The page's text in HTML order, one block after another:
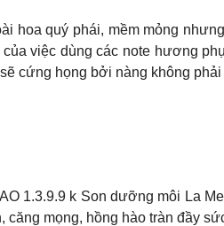
hoa quý phái, mềm mỏng
việc dùng các note hương
cứng họng bởi nàng không
1.3.9.9 k Son dưỡng môi La
mọng, hồng hào tràn đầy